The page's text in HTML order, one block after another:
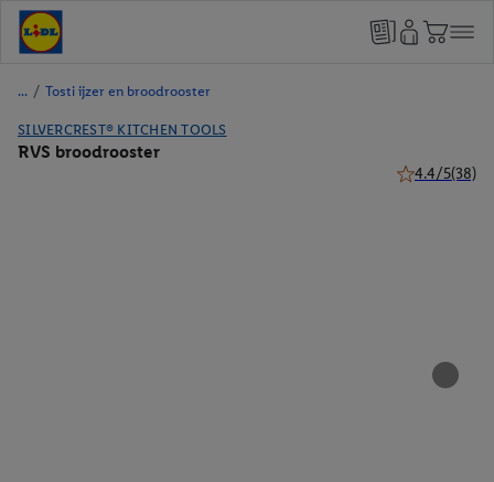
/ Tosti ijzer en broodrooster
SILVERCREST® KITCHEN TOOLS
RVS broodrooster
4.4/5(38)